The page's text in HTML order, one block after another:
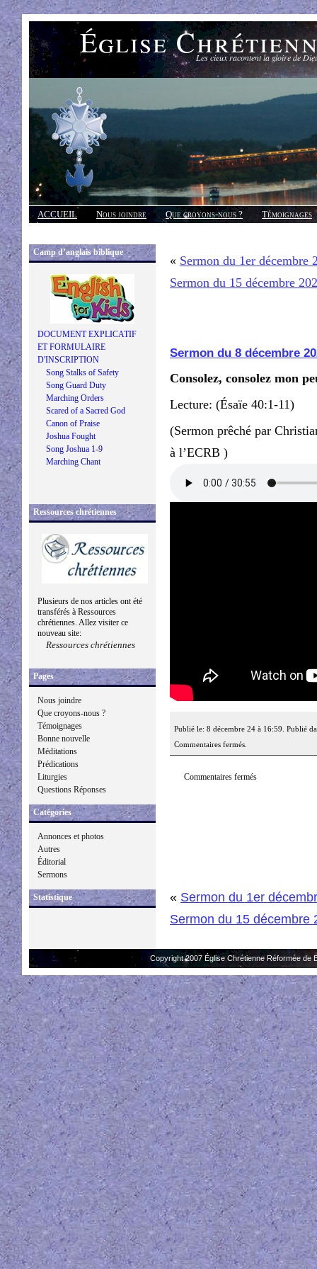
Église Les cieux racontent la gloire de
ACCUEIL Nous joindre Que croyons-nous ?
Témoignages
Réponses
Camp d’anglais biblique
DOCUMENT EXPLICATIF
ET FORMULAIRE
D'INSCRIPTION
Song Stalks of Safety
Song Guard Duty
Marching Orders
Scared of a Sacred God
Canon of Praise
Joshua Fought
Song Joshua 1-9
Marching Chant
Ressources chrétiennes
Plusieurs de nos articles ont été
transférés à Ressources
chrétiennes. Allez visiter ce
nouveau site:
Ressources chrétiennes
Pages
Nous joindre
Que croyons-nous ?
Témoignages
Bonne nouvelle
Méditations
Prédications
Liturgies
Questions Réponses
Catégories
Annonces et photos
Autres
Éditorial
Sermons
Statistique
« Sermon du 1er décembre
Sermon du 15 décembre
Sermon du 8 décembre
Consolez, consolez mon
Lecture: (Ésaïe 40:1-11)
(Sermon prêché par
à l’ECRB )
Publié le: 8 décembre 24 à 16:59. Publié
Commentaires fermés.
Commentaires fermés
« Sermon du 1er
Sermon du 15 décembre
Copyright 2007 Église Chrétienne Réformée de